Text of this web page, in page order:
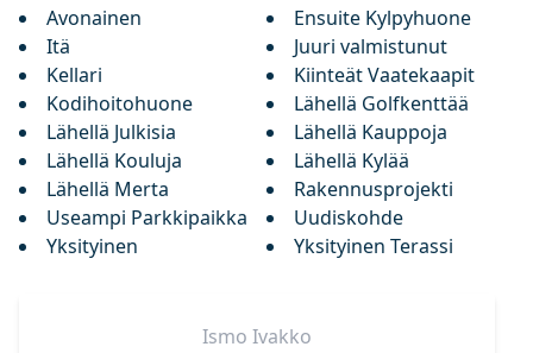
Avonainen
Ensuite Kylpyhuone
Itä
Juuri valmistunut
Kellari
Kiinteät Vaatekaapit
Kodihoitohuone
Lähellä Golfkenttää
Lähellä Julkisia
Lähellä Kauppoja
Lähellä Kouluja
Lähellä Kylää
Lähellä Merta
Rakennusprojekti
Useampi Parkkipaikka
Uudiskohde
Yksityinen
Yksityinen Terassi
Ismo Ivakko